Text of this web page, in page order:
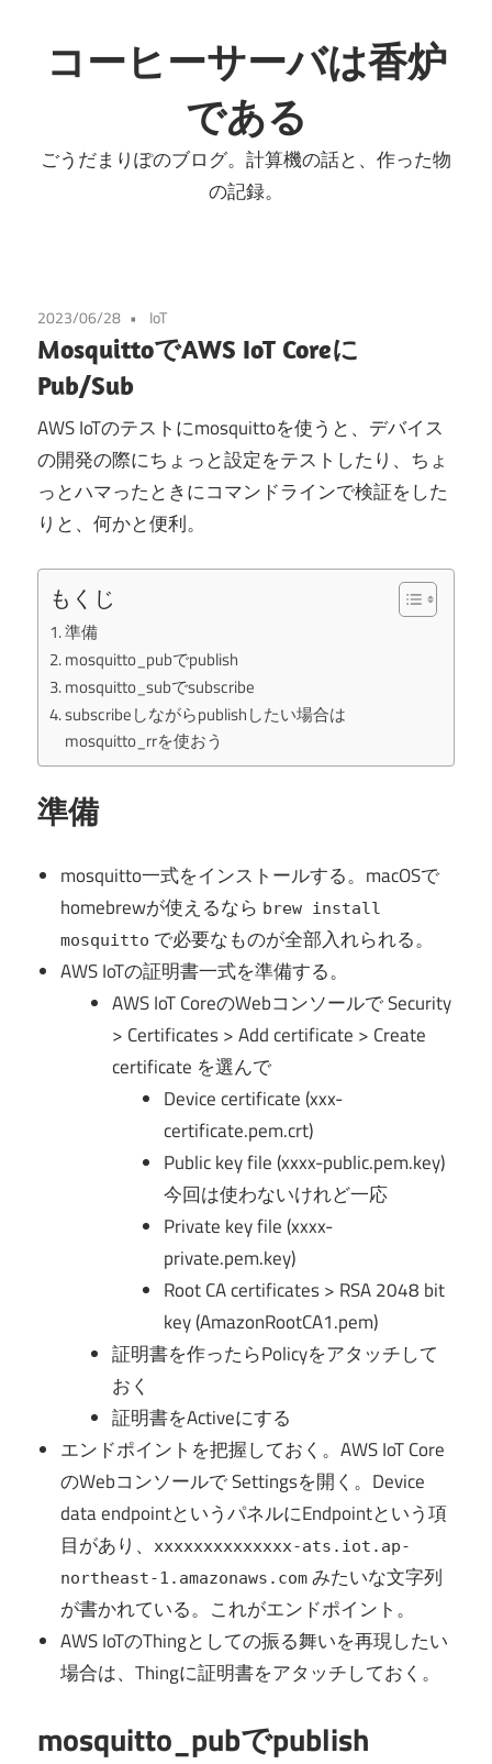
ン
テ
へ
コーヒーサーバは香炉
である
ごうだまりぽのブログ。計算機の話と、作った物
の記録。
2023/06/28 IoT
MosquittoでAWS IoT Coreに
Pub/Sub
AWS IoTのテストにmosquittoを使うと、デバイス
の開発の際にちょっと設定をテストしたり、ちょ
っとハマったときにコマンドラインで検証をした
りと、何かと便利。
もくじ
準備
mosquitto_pubでpublish
mosquitto_subでsubscribe
subscribeしながらpublishしたい場合は
mosquitto_rrを使おう
準備
mosquitto一式をインストールする。macOSで
homebrewが使えるなら brew install
mosquitto で必要なものが全部入れられる。
AWS IoTの証明書一式を準備する。
AWS IoT CoreのWebコンソールで Security
> Certificates > Add certificate > Create
certificate を選んで
Device certificate (xxx-
certificate.pem.crt)
Public key file (xxxx-public.pem.key)
今回は使わないけれど一応
Private key file (xxxx-
private.pem.key)
Root CA certificates > RSA 2048 bit
key (AmazonRootCA1.pem)
証明書を作ったらPolicyをアタッチして
おく
証明書をActiveにする
エンドポイントを把握しておく。AWS IoT Core
のWebコンソールで Settingsを開く。Device
data endpointというパネルにEndpointという項
目があり、xxxxxxxxxxxxxx-ats.iot.ap-
northeast-1.amazonaws.com みたいな文字列
が書かれている。これがエンドポイント。
AWS IoTのThingとしての振る舞いを再現したい
場合は、Thingに証明書をアタッチしておく。
mosquitto_pubでpublish